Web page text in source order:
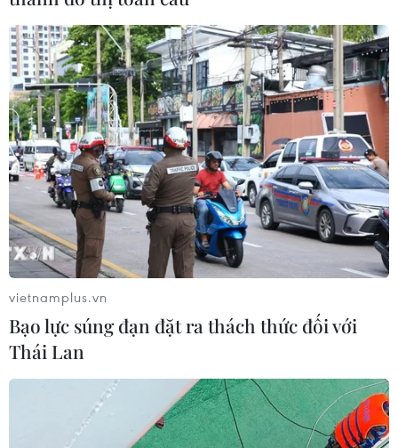
Gian lận về kinh doanh xăng dầu: Thêm
chế tài để ngăn chặn vi phạm
29/11/2019 08:47
Dự kiến tháng 12/2019, Chính phủ sẽ ban hành nghị
định mới quy định về xử lý vi phạm trong lĩnh vực xăng
dầu và sửa đổi nghị định 83/CP về kinh doanh mặt
vietnamplus.vn
Bạo lực súng đạn đặt ra thách thức đối với
Thái Lan